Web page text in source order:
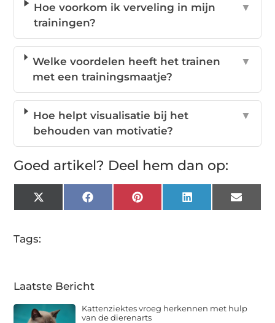
Hoe voorkom ik verveling in mijn
trainingen?
▼
Welke voordelen heeft het trainen
met een trainingsmaatje?
▼
Hoe helpt visualisatie bij het
behouden van motivatie?
▼
Goed artikel? Deel hem dan op:
X
(Twitter)
FacebookPinterestLinkedInEmail
Tags:
Laatste Bericht
Kattenziektes vroeg herkennen met hulp
van de dierenarts